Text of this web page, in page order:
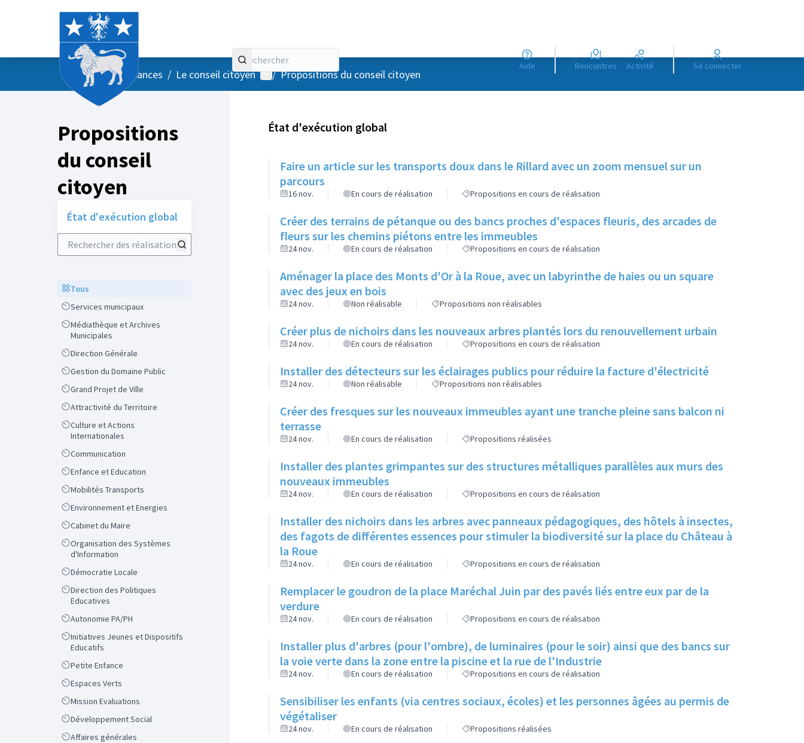
Aide Rencontres Activité Se connecter
AccueilMenu principal
/ Vos instances / Le conseil citoyen Menu utilisateur
/ Propositions du conseil citoyen
Propositions
du conseil
citoyen
État d'exécution global
Rechercher des réalisations
ScopeTous
ScopeServices municipaux
Scope
Médiathèque et Archives
Municipales
ScopeDirection Générale
ScopeGestion du Domaine Public
ScopeGrand Projet de Ville
ScopeAttractivité du Territoire
Scope
Culture et Actions
Internationales
ScopeCommunication
ScopeEnfance et Education
ScopeMobilités Transports
ScopeEnvironnement et Energies
ScopeCabinet du Maire
Scope
Organisation des Systèmes
d'Information
ScopeDémocratie Locale
Scope
Direction des Politiques
Educatives
ScopeAutonomie PA/PH
Scope
Initiatives Jeunes et Dispositifs
Educatifs
ScopePetite Enfance
ScopeEspaces Verts
ScopeMission Evaluations
ScopeDéveloppement Social
ScopeAffaires générales
État d'exécution global
Faire un article sur les transports doux dans le Rillard avec un zoom mensuel sur un
parcours
16 nov. En cours de réalisation Propositions en cours de réalisation
Créer des terrains de pétanque ou des bancs proches d'espaces fleuris, des arcades de
fleurs sur les chemins piétons entre les immeubles
24 nov. En cours de réalisation Propositions en cours de réalisation
Aménager la place des Monts d'Or à la Roue, avec un labyrinthe de haies ou un square
avec des jeux en bois
24 nov. Non réalisable Propositions non réalisables
Créer plus de nichoirs dans les nouveaux arbres plantés lors du renouvellement urbain
24 nov. En cours de réalisation Propositions en cours de réalisation
Installer des détecteurs sur les éclairages publics pour réduire la facture d'électricité
24 nov. Non réalisable Propositions non réalisables
Créer des fresques sur les nouveaux immeubles ayant une tranche pleine sans balcon ni
terrasse
24 nov. En cours de réalisation Propositions réalisées
Installer des plantes grimpantes sur des structures métalliques parallèles aux murs des
nouveaux immeubles
24 nov. En cours de réalisation Propositions en cours de réalisation
Installer des nichoirs dans les arbres avec panneaux pédagogiques, des hôtels à insectes,
des fagots de différentes essences pour stimuler la biodiversité sur la place du Château à
la Roue
24 nov. En cours de réalisation Propositions en cours de réalisation
Remplacer le goudron de la place Maréchal Juin par des pavés liés entre eux par de la
verdure
24 nov. En cours de réalisation Propositions en cours de réalisation
Installer plus d'arbres (pour l'ombre), de luminaires (pour le soir) ainsi que des bancs sur
la voie verte dans la zone entre la piscine et la rue de l'Industrie
24 nov. En cours de réalisation Propositions en cours de réalisation
Sensibiliser les enfants (via centres sociaux, écoles) et les personnes âgées au permis de
végétaliser
24 nov. En cours de réalisation Propositions réalisées